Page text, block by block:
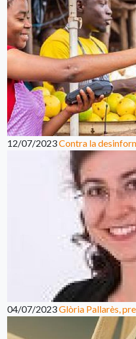
12/07/2023Contra la
04/07/2023Glòria Pallarès,